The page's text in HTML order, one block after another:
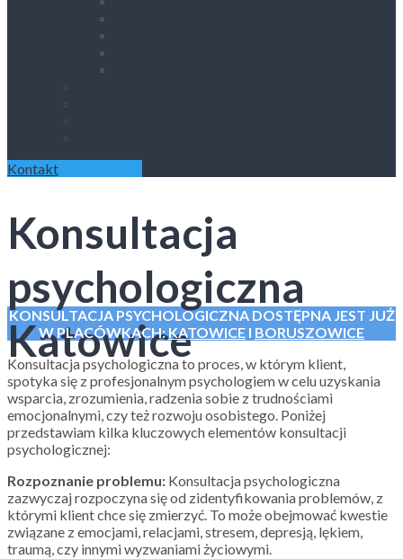
Kontakt
Konsultacja
psychologiczna
Katowice
KONSULTACJA PSYCHOLOGICZNA DOSTĘPNA JEST JUŻ
W PLACÓWKACH:KATOWICE I BORUSZOWICE
Konsultacja psychologiczna to proces, w którym klient,
spotyka się z profesjonalnym psychologiem w celu uzyskania
wsparcia, zrozumienia, radzenia sobie z trudnościami
emocjonalnymi, czy też rozwoju osobistego. Poniżej
przedstawiam kilka kluczowych elementów konsultacji
psychologicznej:
Rozpoznanie problemu: Konsultacja psychologiczna
zazwyczaj rozpoczyna się od zidentyfikowania problemów, z
którymi klient chce się zmierzyć. To może obejmować kwestie
związane z emocjami, relacjami, stresem, depresją, lękiem,
traumą, czy innymi wyzwaniami życiowymi.